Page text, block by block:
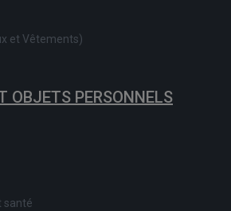
et Vêtements)
OBJETS PERSONNELS
santé